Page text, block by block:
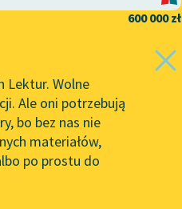
O projekcie
Zasady wykorzystania
Wolnych Lektur
Logotypy
Materiały promocyjne
600 000 zł
Lektur. Wolne
Ale oni potrzebują
bo bez nas nie
materiałów,
po prostu do